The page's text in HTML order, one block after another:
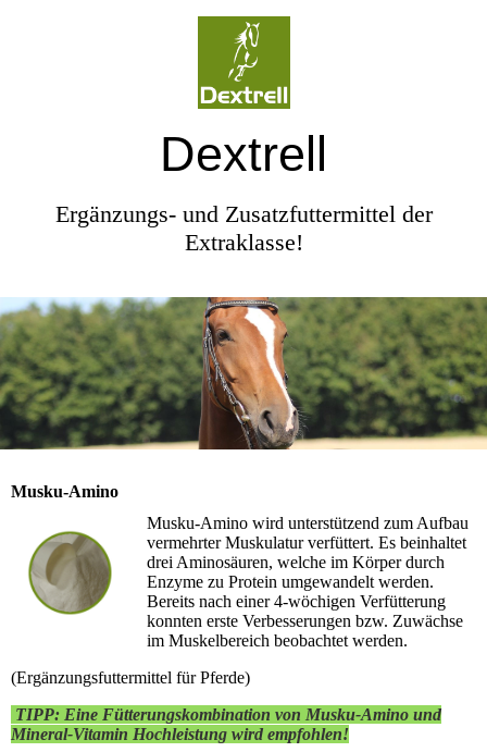
Dextrell
Ergänzungs- und Zusatzfuttermittel der
Extraklasse!
Musku-Amino
Musku-Amino wird unterstützend zum Aufbau
vermehrter Muskulatur verfüttert. Es beinhaltet
drei Aminosäuren, welche im Körper durch
Enzyme zu Protein umgewandelt werden.
Bereits nach einer 4-wöchigen Verfütterung
konnten erste Verbesserungen bzw. Zuwächse
im Muskelbereich beobachtet werden.
(Ergänzungsfuttermittel für Pferde)
TIPP: Eine Fütterungskombination von Musku-Amino und
Mineral-Vitamin Hochleistung wird empfohlen!